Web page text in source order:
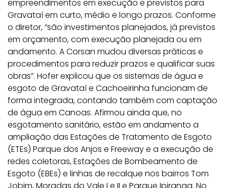
empreendimentos em execução e previstos para
Gravataí em curto, médio e longo prazos. Conforme
o diretor, “são investimentos planejados, já previstos
em orçamento, com execução planejada ou em
andamento. A Corsan mudou diversas práticas e
procedimentos para reduzir prazos e qualificar suas
obras”. Hofer explicou que os sistemas de água e
esgoto de Gravataí e Cachoeirinha funcionam de
forma integrada, contando também com captação
de água em Canoas. Afirmou ainda que, no
esgotamento sanitário, estão em andamento a
ampliação das Estações de Tratamento de Esgoto
(ETEs) Parque dos Anjos e Freeway e a execução de
redes coletoras, Estações de Bombeamento de
Esgoto (EBEs) e linhas de recalque nos bairros Tom